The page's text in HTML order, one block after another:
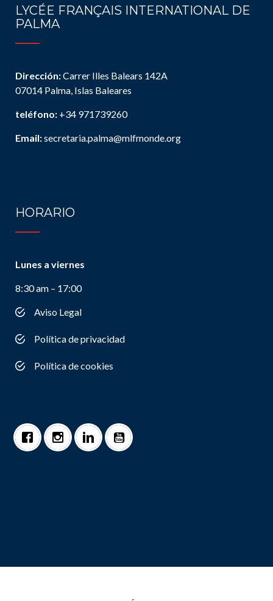
LYCÉE FRANÇAIS INTERNATIONAL DE
PALMA
Dirección:Carrer Illes Balears 142A
07014 Palma, Islas Baleares
teléfono: +34 971739260
Email:secretaria.palma@mlfmonde.org
HORARIO
Lunes a viernes
8:30 am – 17:00
Aviso Legal
Política de privacidad
Política de cookies